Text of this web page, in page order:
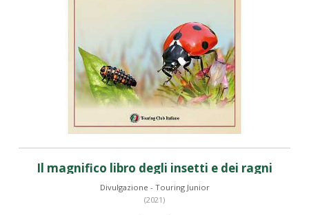
Il magnifico libro degli insetti e dei ragni
Divulgazione - Touring Junior
(2021)